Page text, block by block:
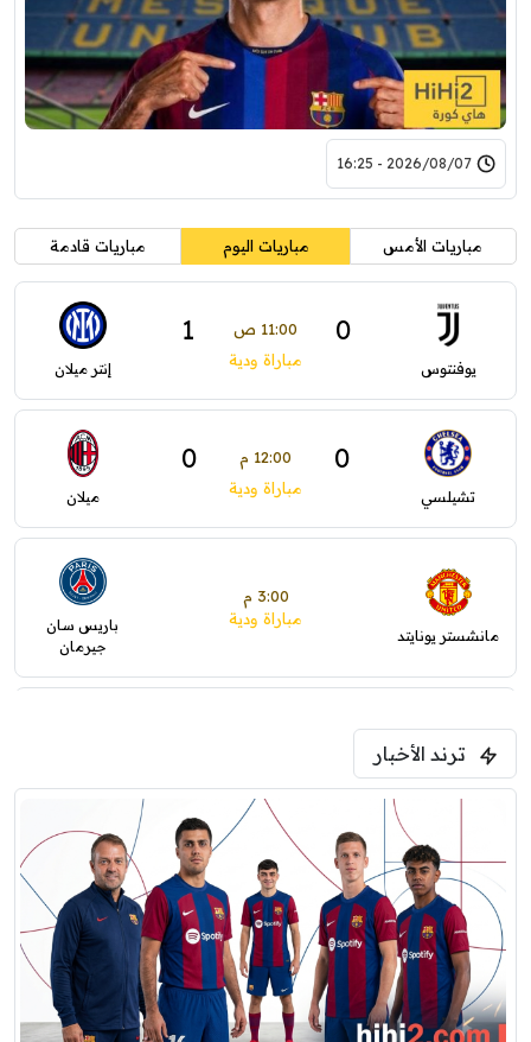
2026/08/07 - 16:25
مباريات الأمس مباريات اليوم مباريات قادمة
يوفنتوس
0 11:00 ص 1
مباراة ودية إنتر ميلان
تشيلسي
0 12:00 م 0
مباراة ودية ميلان
مانشستر يونايتد
3:00 م
مباراة ودية
باريس سان
جيرمان
فرينتسفاروشي
برشلونة
7:00 م
مباراة ودية
نوتنغهام فورست
اودينيزي
8:00 م
مباراة ودية
برشلونة
ترند الأخبار